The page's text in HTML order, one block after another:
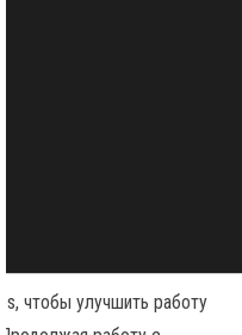
чтобы улучшить работу